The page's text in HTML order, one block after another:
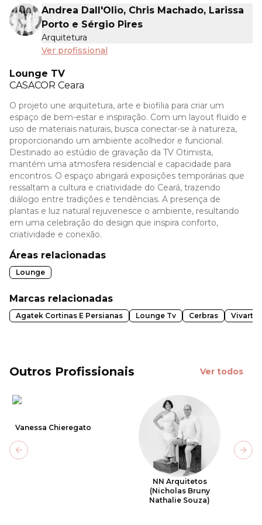
Andrea Dall'Olio, Chris Machado, Larissa
Porto e Sérgio Pires
Arquitetura
Ver profissional
Lounge TV
CASACOR Ceara
O projeto une arquitetura, arte e biofilia para criar um
espaço de bem-estar e inspiração. Com um layout fluido e
uso de materiais naturais, busca conectar-se à natureza,
proporcionando um ambiente acolhedor e funcional.
Destinado ao estúdio de gravação da TV Otimista,
mantém uma atmosfera residencial e capacidade para
encontros. O espaço abrigará exposições temporárias que
ressaltam a cultura e criatividade do Ceará, trazendo
diálogo entre tradições e tendências. A presença de
plantas e luz natural rejuvenesce o ambiente, resultando
em uma celebração do design que inspira conforto,
criatividade e conexão.
Áreas relacionadas
Lounge
Marcas relacionadas
Agatek Cortinas E Persianas Lounge Tv Cerbras Vivarte
Outros Profissionais Ver todos
Vanessa Chieregato
NN Arquitetos
(Nicholas Bruny
Nathalie Souza)
Previous slide